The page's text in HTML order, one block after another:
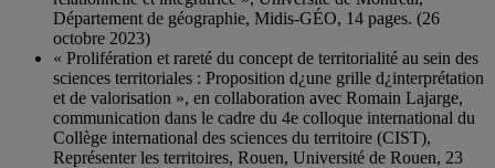
Département de géographie, Midis-GÉO, 14 pages. (26
octobre 2023)
« Prolifération et rareté du concept de territorialité au sein des
sciences territoriales : Proposition d¿une grille d¿interprétation
et de valorisation », en collaboration avec Romain Lajarge,
communication dans le cadre du 4e colloque international du
Collège international des sciences du territoire (CIST),
Représenter les territoires, Rouen, Université de Rouen, 23